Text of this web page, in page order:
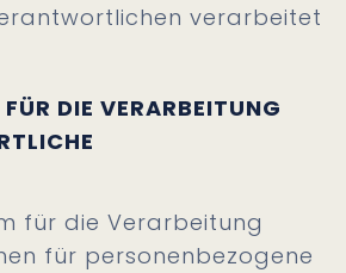
verarbeitet
DIE VERARBEITUNG
für die Verarbeitung
für personenbezogene